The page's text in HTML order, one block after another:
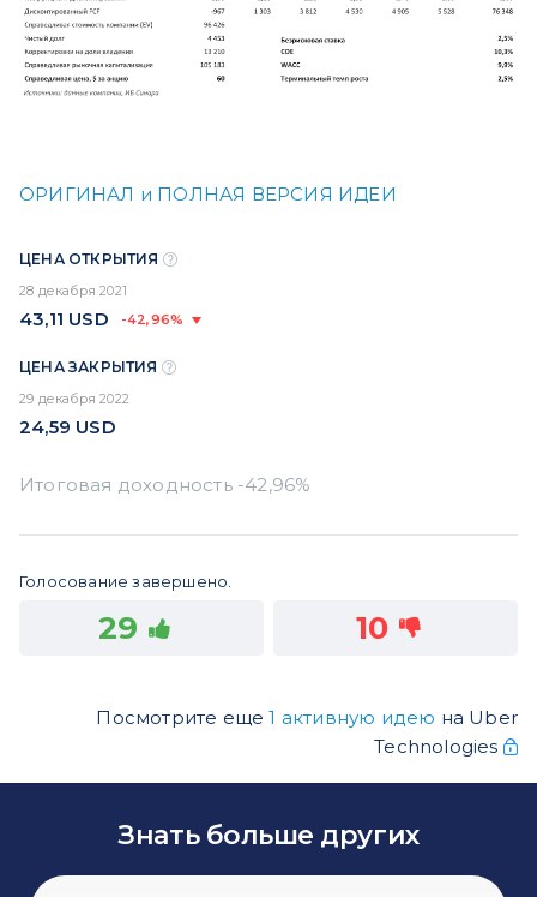
ОРИГИНАЛ и ПОЛНАЯ ВЕРСИЯ ИДЕИ
ЦЕНА ОТКРЫТИЯ
28 декабря 2021
43,11 USD -42,96%
ЦЕНА ЗАКРЫТИЯ
29 декабря 2022
24,59 USD
Голосование завершено.
29 10
Посмотрите еще1 активную идею на Uber
Technologies
Знать больше других